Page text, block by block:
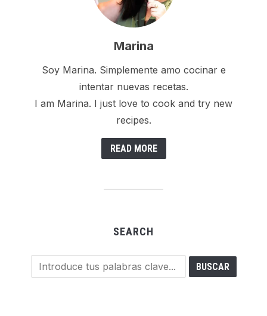
Marina
Soy Marina. Simplemente amo cocinar e
intentar nuevas recetas.
I am Marina. I just love to cook and try new
recipes.
READ MORE
SEARCH